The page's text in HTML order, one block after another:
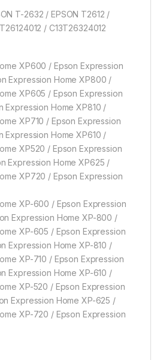
T-2632 / EPSON T2612 /
/ C13T26324012
XP600 / Epson Expression
Expression Home XP800 /
XP605 / Epson Expression
Expression Home XP810 /
XP710 / Epson Expression
Expression Home XP610 /
XP520 / Epson Expression
Expression Home XP625 /
XP720 / Epson Expression
XP-600 / Epson Expression
Expression Home XP-800 /
XP-605 / Epson Expression
Expression Home XP-810 /
XP-710 / Epson Expression
Expression Home XP-610 /
XP-520 / Epson Expression
Expression Home XP-625 /
XP-720 / Epson Expression